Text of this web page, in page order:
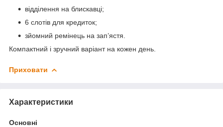
відділення на блискавці;
6 слотів для кредиток;
зйомний ремінець на зап’ястя.
Компактний і зручний варіант на кожен день.
Приховати
Характеристики
Основні